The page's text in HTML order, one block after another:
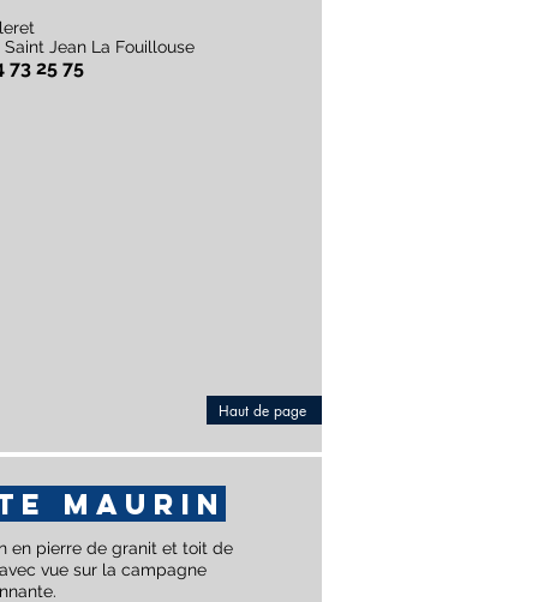
Saint Jean La Fouillouse
73 25 75
Haut de page
MAURIN
en pierre de granit et toit de
vue sur la campagne